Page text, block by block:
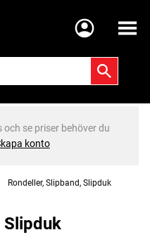
Meny
se priser behöver du
konto
Rondeller, Slipband, Slipduk
Slipduk